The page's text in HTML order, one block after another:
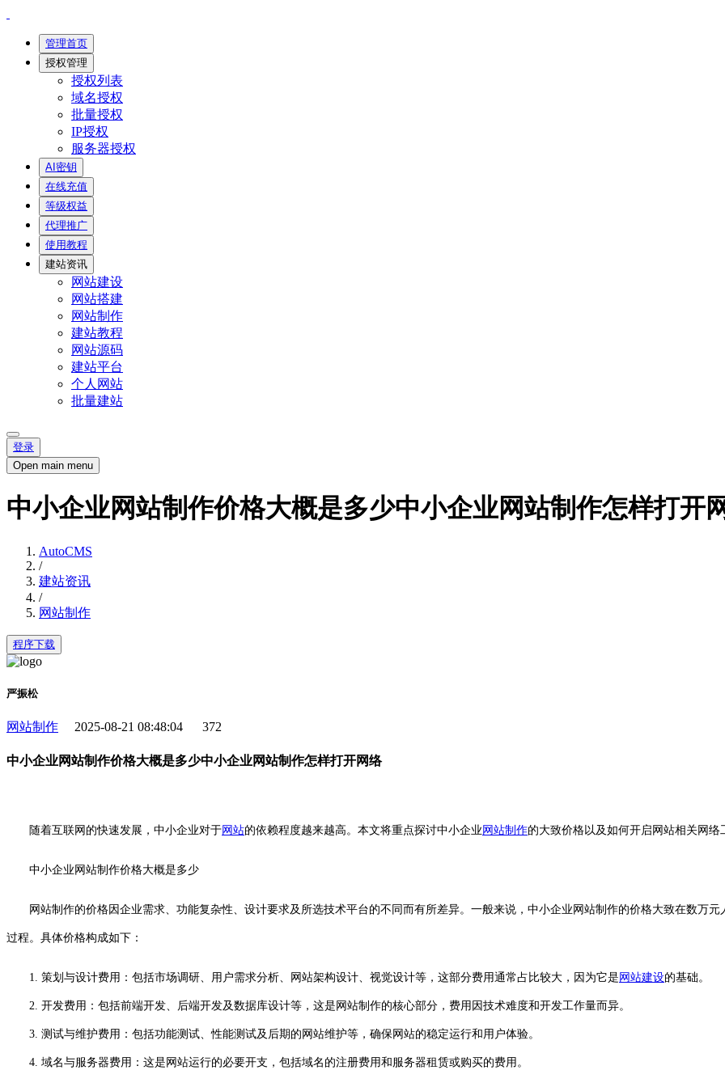
管理首页
授权管理
授权列表
域名授权
批量授权
IP授权
服务器授权
AI密钥
在线充值
等级权益
代理推广
使用教程
建站资讯
网站建设
网站搭建
网站制作
建站教程
网站源码
建站平台
个人网站
批量建站
登录
Open main menu
中小企业网站制作价格大概是多少中小企业网站制作怎样打开
AutoCMS
/
建站资讯
/
网站制作
程序下载
严振松
网站制作 2025-08-21 08:48:04 372
中小企业网站制作价格大概是多少中小企业网站制作怎样打开网络
随着互联网的快速发展，中小企业对于网站的依赖程度越来越高。本文将重点探讨中小企业 网站制作的大致价格以及如何开启网站相关网络
中小企业网站制作价格大概是多少
网站制作的价格因企业需求、功能复杂性、设计要求及所选技术平台的不同而有所差异。一般来说，中小企业网站制作的价格大致在数万
过程。具体价格构成如下：
1. 策划与设计费用：包括市场调研、用户需求分析、网站架构设计、视觉设计等，这部分费用通常占比较大，因为它是 网站建设的基础。
2. 开发费用：包括前端开发、后端开发及数据库设计等，这是网站制作的核心部分，费用因技术难度和开发工作量而异。
3. 测试与维护费用：包括功能测试、性能测试及后期的网站维护等，确保网站的稳定运行和用户体验。
4. 域名与服务器费用：这是网站运行的必要开支，包括域名的注册费用和服务器租赁或购买的费用。